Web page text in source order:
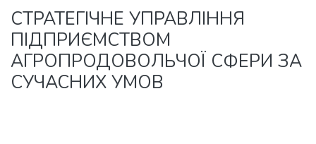
Статистика
СТРАТЕГІЧНЕ УПРАВЛІННЯ
ПІДПРИЄМСТВОМ
АГРОПРОДОВОЛЬЧОЇ СФЕРИ ЗА
СУЧАСНИХ УМОВ